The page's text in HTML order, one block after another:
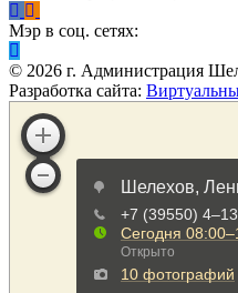
Мэр в соц. сетях:
© 2026 г. Администрация
Разработка сайта: